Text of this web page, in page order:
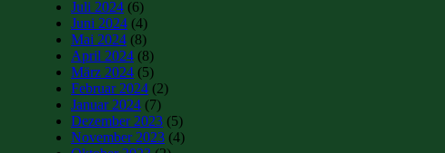
Juli 2024 (6)
Juni 2024 (4)
Mai 2024 (8)
April 2024 (8)
März 2024 (5)
Februar 2024 (2)
Januar 2024 (7)
Dezember 2023 (5)
November 2023 (4)